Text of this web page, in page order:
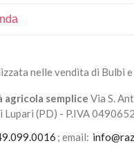
nelle vendita di Bulbi
agricola semplice Via S.
Lupari (PD) - P.IVA
; email: